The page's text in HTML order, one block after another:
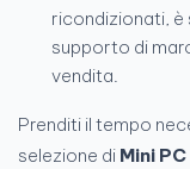
ricondizionati,
supporto di
vendita.
Prenditi il tempo
selezione di Mini PC